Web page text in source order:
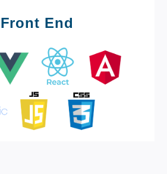
Front End